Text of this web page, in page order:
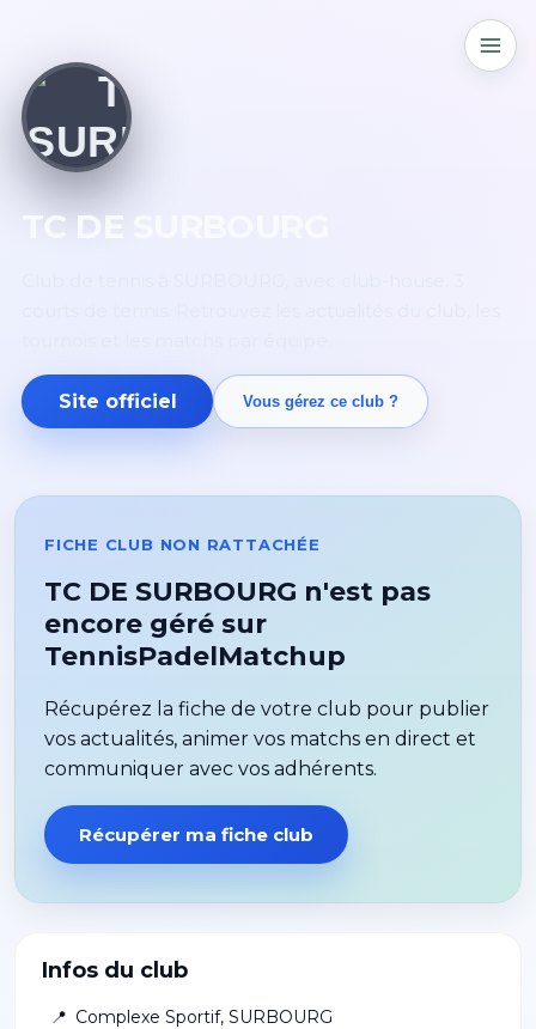
TC DE SURBOURG
Site officiel Vous gérez ce club ?
Infos du club
📍 Complexe Sportif, SURBOURG
FICHE CLUB NON RATTACHÉE
TC DE SURBOURG n'est pas
encore géré sur
TennisPadelMatchup
Récupérez la fiche de votre club pour publier
vos actualités, animer vos matchs en direct et
communiquer avec vos adhérents.
Récupérer ma fiche club